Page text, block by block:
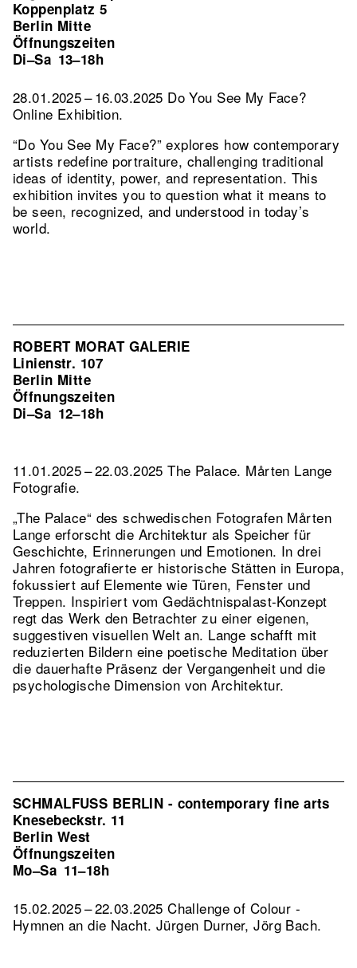
Koppenplatz 5
Berlin Mitte
Öffnungszeiten
Di–Sa 13–18h
28.01.2025 – 16.03.2025 Do You See My Face?
Online Exhibition.
“Do You See My Face?” explores how contemporary
artists redefine portraiture, challenging traditional
ideas of identity, power, and representation. This
exhibition invites you to question what it means to
be seen, recognized, and understood in today’s
world.
ROBERT MORAT GALERIE
Linienstr. 107
Berlin Mitte
Öffnungszeiten
Di–Sa 12–18h
11.01.2025 – 22.03.2025 The Palace. Mårten Lange
Fotografie.
„The Palace“ des schwedischen Fotografen Mårten
Lange erforscht die Architektur als Speicher für
Geschichte, Erinnerungen und Emotionen. In drei
Jahren fotografierte er historische Stätten in Europa,
fokussiert auf Elemente wie Türen, Fenster und
Treppen. Inspiriert vom Gedächtnispalast-Konzept
regt das Werk den Betrachter zu einer eigenen,
suggestiven visuellen Welt an. Lange schafft mit
reduzierten Bildern eine poetische Meditation über
die dauerhafte Präsenz der Vergangenheit und die
psychologische Dimension von Architektur.
SCHMALFUSS BERLIN - contemporary fine arts
Knesebeckstr. 11
Berlin West
Öffnungszeiten
Mo–Sa 11–18h
15.02.2025 – 22.03.2025 Challenge of Colour -
Hymnen an die Nacht. Jürgen Durner, Jörg Bach.